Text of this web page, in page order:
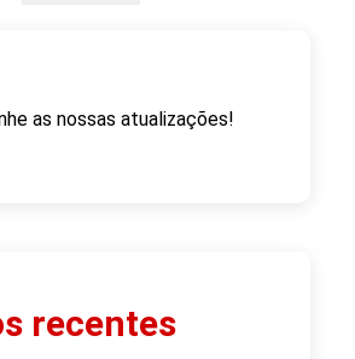
as nossas atualizações!
recentes